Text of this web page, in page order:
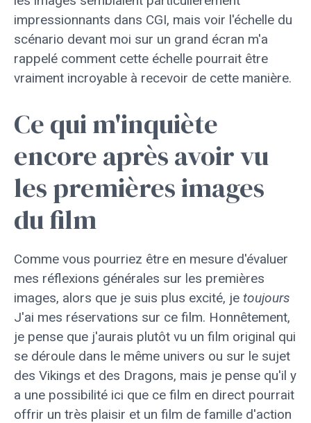
impressionnants dans CGI, mais voir l'échelle du
scénario devant moi sur un grand écran m'a
rappelé comment cette échelle pourrait être
vraiment incroyable à recevoir de cette manière.
Ce qui m'inquiète
encore après avoir vu
les premières images
du film
Comme vous pourriez être en mesure d'évaluer
mes réflexions générales sur les premières
images, alors que je suis plus excité, je toujours
J'ai mes réservations sur ce film. Honnêtement,
je pense que j'aurais plutôt vu un film original qui
se déroule dans le même univers ou sur le sujet
des Vikings et des Dragons, mais je pense qu'il y
a une possibilité ici que ce film en direct pourrait
offrir un très plaisir et un film de famille d'action